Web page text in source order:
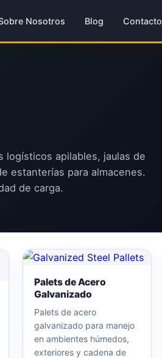
Nosotros Blog Contacto
logísticos apilables, jaulas de
estanterías para almacenes.
de carga.
Palets de Acero
Galvanizado
Palets de acero
galvanizado para manejo
en ambientes húmedos,
exteriores y cadena de